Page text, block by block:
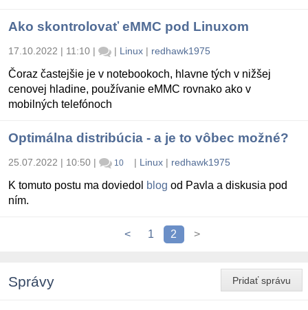
Ako skontrolovať eMMC pod Linuxom
17.10.2022 | 11:10 | | Linux | redhawk1975
Čoraz častejšie je v notebookoch, hlavne tých v nižšej
cenovej hladine, používanie eMMC rovnako ako v
mobilných telefónoch
Optimálna distribúcia - a je to vôbec možné?
25.07.2022 | 10:50 | 10 | Linux| redhawk1975
K tomuto postu ma doviedol blog od Pavla a diskusia pod
ním.
< 1 2 >
Pridať správu
Správy